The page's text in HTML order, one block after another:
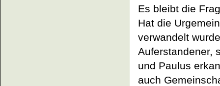
Es bleibt die
Hat die
verwandelt
Auferstandener,
und Paulus
auch